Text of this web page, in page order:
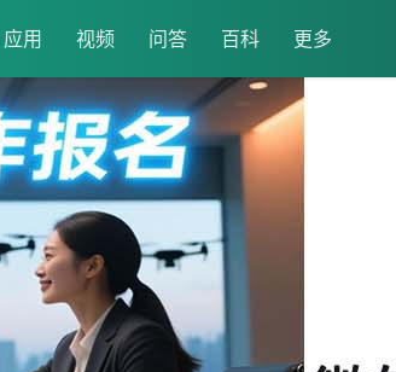
应用 视频 问答 百科 更多